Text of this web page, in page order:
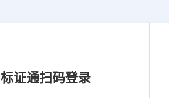
标证通扫码登录